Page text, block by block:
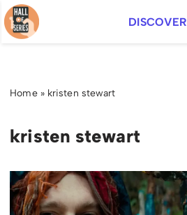
Vai
DISCOVER
Home» kristen stewart
kristen stewart